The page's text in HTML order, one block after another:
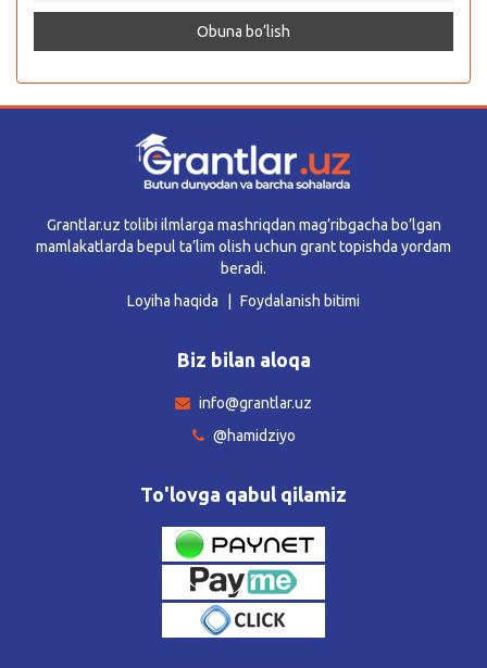
Grantlar.uz tolibi ilmlarga mashriqdan mag’ribgacha bo’lgan
mamlakatlarda bepul ta’lim olish uchun grant topishda yordam
beradi.
Loyiha haqida
Foydalanish bitimi
Biz bilan aloqa
info@grantlar.uz
@hamidziyo
To'lovga qabul qilamiz